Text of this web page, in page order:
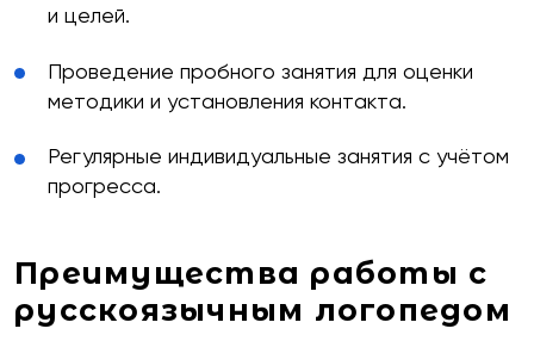
и целей.
Проведение пробного занятия для оценки
методики и установления контакта.
Регулярные индивидуальные занятия с учётом
прогресса.
Преимущества работы с
русскоязычным логопедом